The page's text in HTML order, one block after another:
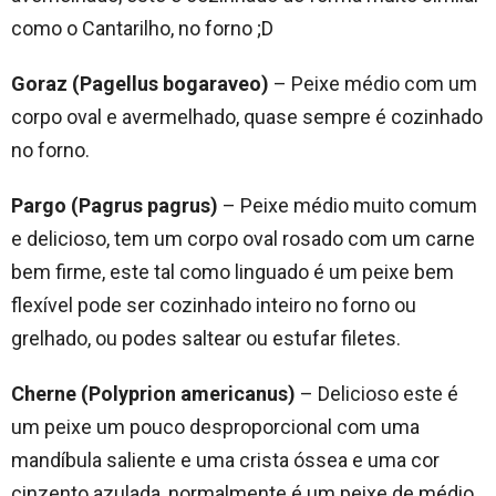
como o Cantarilho, no forno ;D
Goraz (Pagellus bogaraveo) – Peixe médio com um
corpo oval e avermelhado, quase sempre é cozinhado
no forno.
Pargo (Pagrus pagrus) – Peixe médio muito comum
e delicioso, tem um corpo oval rosado com um carne
bem firme, este tal como linguado é um peixe bem
flexível pode ser cozinhado inteiro no forno ou
grelhado, ou podes saltear ou estufar filetes.
Cherne (Polyprion americanus) – Delicioso este é
um peixe um pouco desproporcional com uma
mandíbula saliente e uma crista óssea e uma cor